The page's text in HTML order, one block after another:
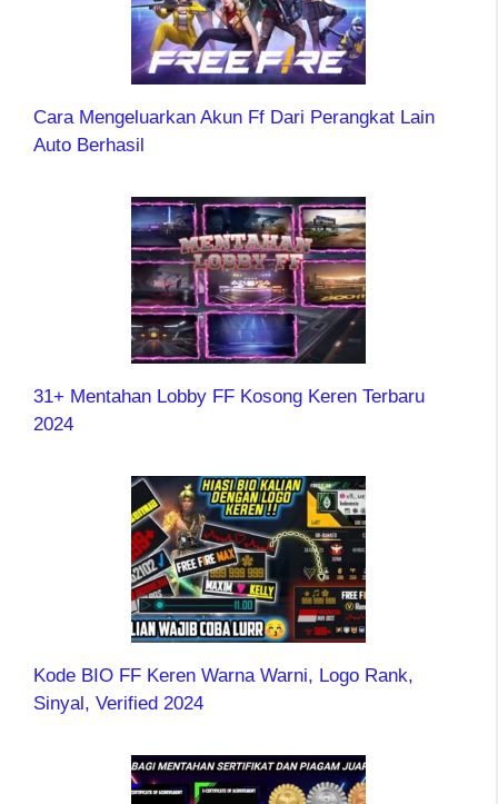
Cara Mengeluarkan Akun Ff Dari Perangkat Lain
Auto Berhasil
31+ Mentahan Lobby FF Kosong Keren Terbaru
2024
Kode BIO FF Keren Warna Warni, Logo Rank,
Sinyal, Verified 2024